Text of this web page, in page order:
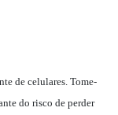
de celulares. Tome-
do risco de perder